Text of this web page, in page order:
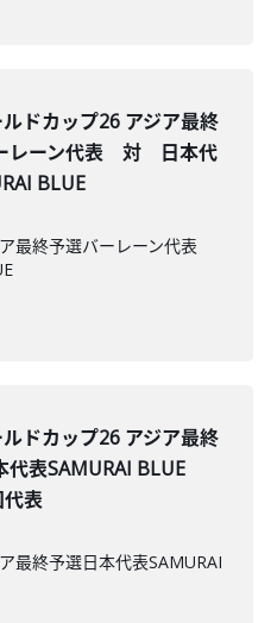
ルドカップ26 アジア最終
レーン代表 対 日本代
BLUE
最終予選バーレーン代表
ルドカップ26 アジア最終
代表SAMURAI BLUE
表
最終予選日本代表SAMURAI